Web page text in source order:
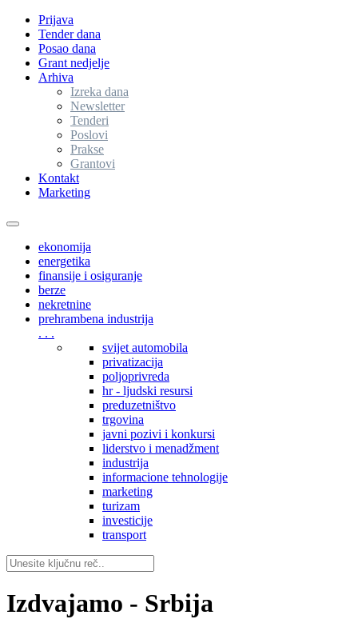
Prijava
Tender dana
Posao dana
Grant nedjelje
Arhiva
Izreka dana
Newsletter
Tenderi
Poslovi
Prakse
Grantovi
Kontakt
Marketing
Toggle
navigationekonomija
energetika
finansije i osiguranje
berze
nekretnine
prehrambena industrija
. . .
svijet automobila
privatizacija
poljoprivreda
hr - ljudski resursi
preduzetništvo
trgovina
javni pozivi i konkursi
liderstvo i menadžment
industrija
informacione tehnologije
marketing
turizam
investicije
transport
Izdvajamo - Srbija